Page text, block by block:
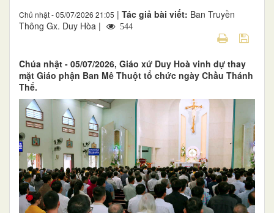
Chủ nhật - 05/07/2026 21:05 | Tác giả bài viết: Ban Truyền
Thông Gx. Duy Hòa |
544
Chúa nhật - 05/07/2026, Giáo xứ Duy Hoà vinh dự thay
mặt Giáo phận Ban Mê Thuột tổ chức ngày Chầu Thánh
Thể.